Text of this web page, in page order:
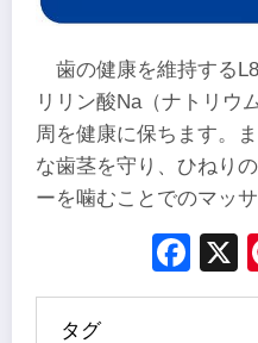
歯の健康を維持する
リリン酸Na（ナトリウ
周を健康に保ちます。
な歯茎を守り、ひねり
ーを噛むことでのマッ
タグ